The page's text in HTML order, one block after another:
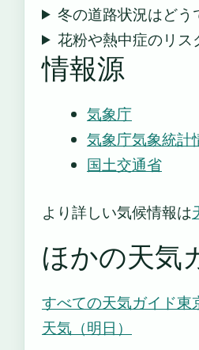
冬の道路状況はどう
花粉や熱中症のリス
情報源
気象庁
気象庁気象統計
国土交通省
より詳しい気候情報は
ほかの天気
すべての天気ガイド東
天気（明日）